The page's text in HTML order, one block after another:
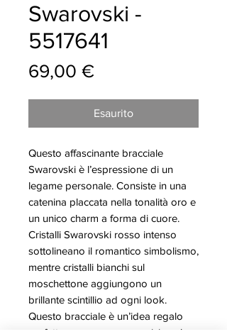
Swarovski -
5517641
69,00 €Prezzo
Esaurito
Questo affascinante bracciale
Swarovski è l’espressione di un
legame personale. Consiste in una
catenina placcata nella tonalità oro e
un unico charm a forma di cuore.
Cristalli Swarovski rosso intenso
sottolineano il romantico simbolismo,
mentre cristalli bianchi sul
moschettone aggiungono un
brillante scintillio ad ogni look.
Questo bracciale è un’idea regalo